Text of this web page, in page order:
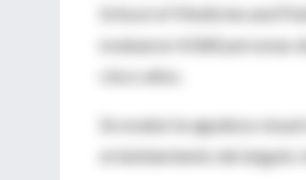
School of Medicine and
evaluaron 4.068 personas
cinco años.
Se evaluó la agudeza
el doblamiento del ángulo